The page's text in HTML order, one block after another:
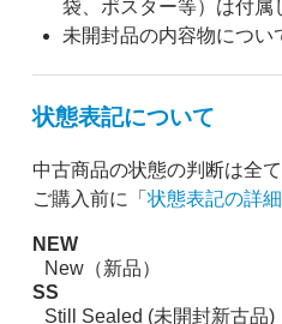
袋、ポスター等）は付属
未開封品の内容物につい
状態表記について
中古商品の状態の判断は全
ご購入前に「 状態表記の詳細
NEW
New（新品）
SS
Still Sealed (未開封新古品)